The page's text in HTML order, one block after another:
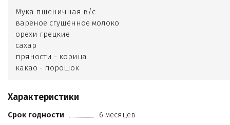
Мука пшеничная в/с
варёное сгущённое молоко
орехи грецкие
сахар
пряности - корица
какао - порошок
масло подсолнечное рафинированное
соль пищевая
Характеристики
Срок годности
6 месяцев